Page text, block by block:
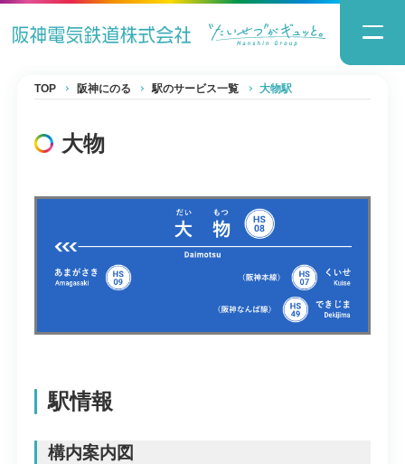
TOP 阪神にのる 駅のサービス一覧 大物駅
大物
駅情報
構内案内図